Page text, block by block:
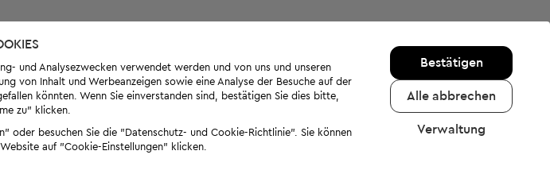
und Analysezwecken verwendet werden und von uns und unseren
von Inhalt und Werbeanzeigen sowie eine Analyse der Besuche auf der
könnten. Wenn Sie einverstanden sind, bestätigen Sie dies bitte,
zu" klicken.
besuchen Sie die "Datenschutz- und Cookie-Richtlinie". Sie können
auf "Cookie-Einstellungen" klicken.
Bestätigen
Alle abbrechen
Verwaltung